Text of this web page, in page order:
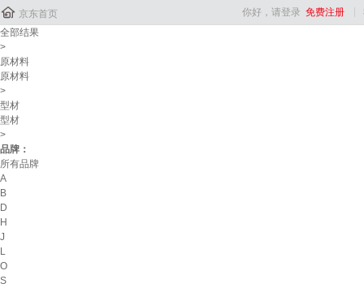
 京东首页 你好，请登录 免费注册
全部结果
>
原材料
原材料
>
型材
型材
>
品牌：
所有品牌
A
B
D
H
J
L
O
S